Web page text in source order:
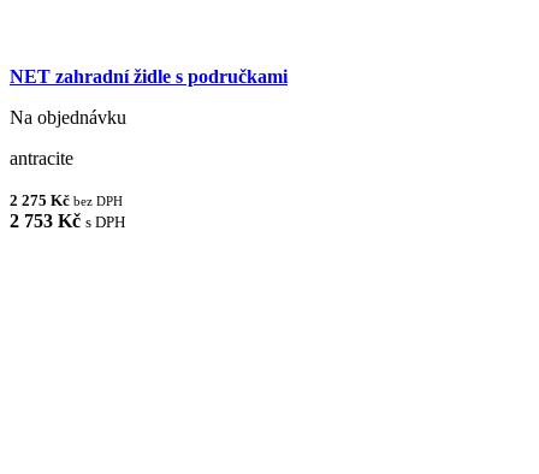
NET zahradní židle s područkami
Na objednávku
antracite
2 275 Kč bez DPH
2 753 Kč s DPH